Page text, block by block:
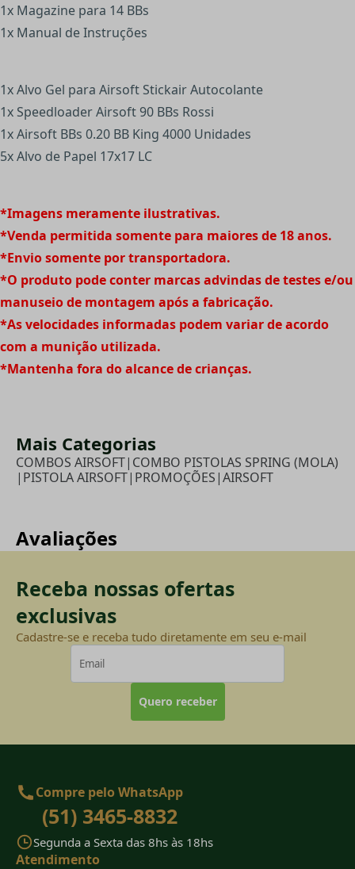
1x Magazine para 14 BBs
1x Manual de Instruções
1x Alvo Gel para Airsoft Stickair Autocolante
1x Speedloader Airsoft 90 BBs Rossi
1x Airsoft BBs 0.20 BB King 4000 Unidades
5x Alvo de Papel 17x17 LC
*Imagens meramente ilustrativas.
*Venda permitida somente para maiores de 18 anos.
*Envio somente por transportadora.
*O produto pode conter marcas advindas de testes e/ou
manuseio de montagem após a fabricação.
*As velocidades informadas podem variar de acordo
com a munição utilizada.
*Mantenha fora do alcance de crianças.
Mais Categorias
COMBOS AIRSOFT| COMBO PISTOLAS SPRING (MOLA)
| PISTOLA AIRSOFT| PROMOÇÕES|AIRSOFT
Avaliações
Receba nossas ofertas
exclusivas
Cadastre-se e receba tudo diretamente em seu e-mail
Quero receber
Compre pelo WhatsApp
(51) 3465-8832
Segunda a Sexta das 8hs às 18hs
Atendimento